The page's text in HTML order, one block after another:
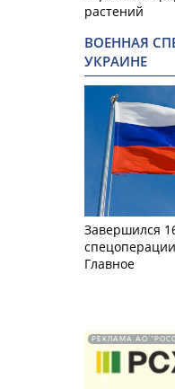
растений
ВОЕННАЯ
УКРАИНЕ
Завершился
Главное
РЕКЛАМА АО